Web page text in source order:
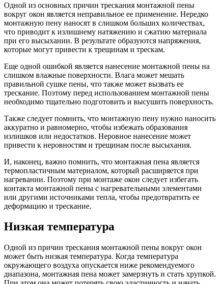
Одной из основных причин трескания монтажной пены
вокруг окон является неправильное ее применение. Нередко
монтажную пену наносят в слишком больших количествах,
что приводит к излишнему натяжению и сжатию материала
при его высыхании. В результате образуются напряжения,
которые могут привести к трещинам и трескам.
Еще одной ошибкой является нанесение монтажной пены на
слишком влажные поверхности. Влага может мешать
правильной сушке пены, что также может вызвать ее
трескание. Поэтому перед использованием монтажной пены
необходимо тщательно подготовить и высушить поверхность.
Также следует помнить, что монтажную пену нужно наносить
аккуратно и равномерно, чтобы избежать образования
излишков или недостатков. Неровное нанесение может
привести к неровностям и трещинам после высыхания.
И, наконец, важно помнить, что монтажная пена является
термопластичным материалом, который расширяется при
нагревании. Поэтому при монтаже окон следует избегать
контакта монтажной пены с нагревательными элементами
или другими источниками тепла, чтобы предотвратить ее
деформацию и трескание.
Низкая температура
Одной из причин трескания монтажной пены вокруг окон
может быть низкая температура. Когда температура
окружающего воздуха опускается ниже рекомендуемого
диапазона, монтажная пена может замерзнуть и стать хрупкой.